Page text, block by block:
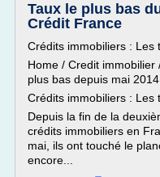
Taux le plus bas
Crédit France
Crédits immobiliers : Les
Home / Credit
plus bas depuis mai 2014
Crédits immobiliers : Les
Depuis la fin de la
crédits immobiliers en
mai, ils ont touché le
encore...